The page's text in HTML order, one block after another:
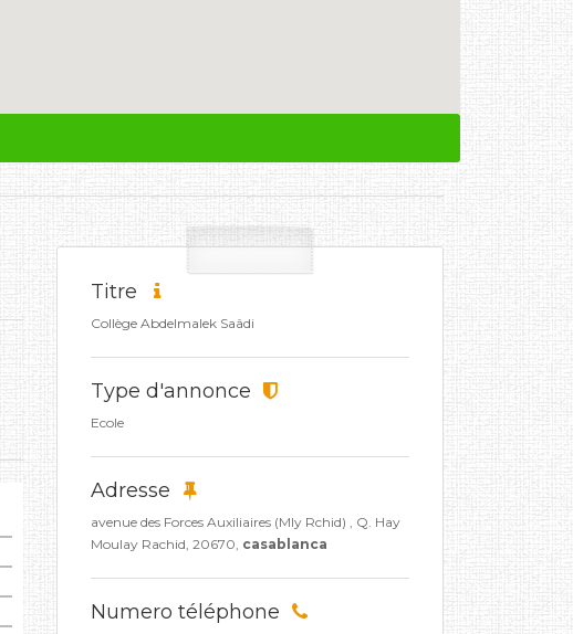
Titre
Collège Abdelmalek Saâdi
Type d'annonce
Ecole
Adresse
avenue des Forces Auxiliaires (Mly Rchid) , Q. Hay
Moulay Rachid, 20670, casablanca
Numero téléphone